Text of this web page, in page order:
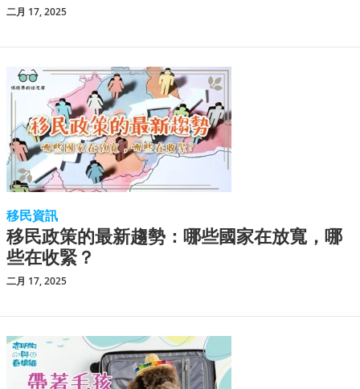
二月 17, 2025
移民資訊
移民政策的最新趨勢：哪些國家在放寬，哪
些在收緊？
二月 17, 2025